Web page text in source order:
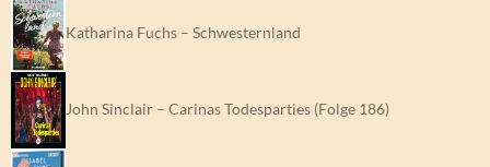
Katharina Fuchs – Schwesternland
John Sinclair – Carinas Todesparties (Folge 186)